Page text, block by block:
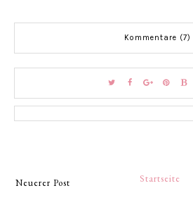
Kommentare (7)
Neuerer Post Startseite